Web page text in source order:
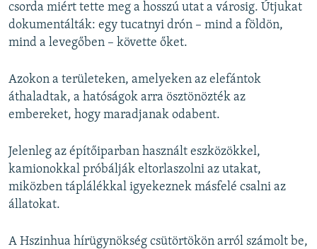
csorda miért tette meg a hosszú utat a városig. Útjukat
dokumentálták: egy tucatnyi drón – mind a földön,
mind a levegőben – követte őket.
Azokon a területeken, amelyeken az elefántok
áthaladtak, a hatóságok arra ösztönözték az
embereket, hogy maradjanak odabent.
Jelenleg az építőiparban használt eszközökkel,
kamionokkal próbálják eltorlaszolni az utakat,
miközben táplálékkal igyekeznek másfelé csalni az
állatokat.
A Hszinhua hírügynökség csütörtökön arról számolt be,